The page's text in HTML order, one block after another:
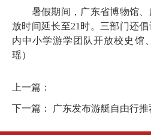
暑假期间，广东省博物馆、
放时间延长至21时。三部门还
内中小学游学团队开放校史馆
瑶）
上一篇：
下一篇： 广东发布游艇自由行推